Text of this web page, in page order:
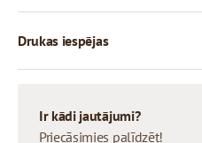
Drukas iespējas
Ir kādi jautājumi?
Priecāsimies palīdzēt!